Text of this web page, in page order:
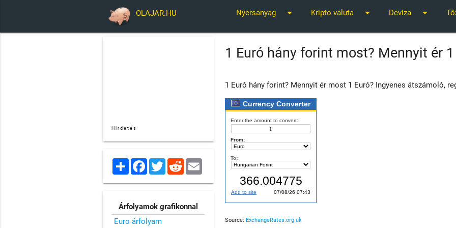
OLAJAR.HU Nyersanyag arrow_drop_down Kripto valuta arrow_drop_down Deviza arrow_drop_down
1 Euró hány forint most? Mennyit ér
1 Euró hány forint? Mennyit ér most 1 Euró? Ingyenes átszámoló,
Source:ExchangeRates.org.uk
Hirdetés
Share Facebook
TwitterReddit
Árfolyamok grafikonnal
Euro árfolyam